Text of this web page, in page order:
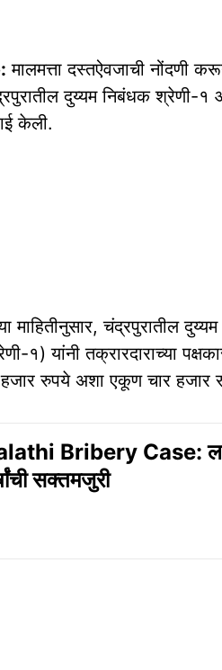
मालमत्ता दस्तऐवजाची नोंदणी
दुय्यम निबंधक श्रेणी-१
केली.
चंद्रपुरातील
यांनी तक्रारदाराच्या
रुपये अशा एकूण चार हजार
Bribery Case:
सक्तमजुरी